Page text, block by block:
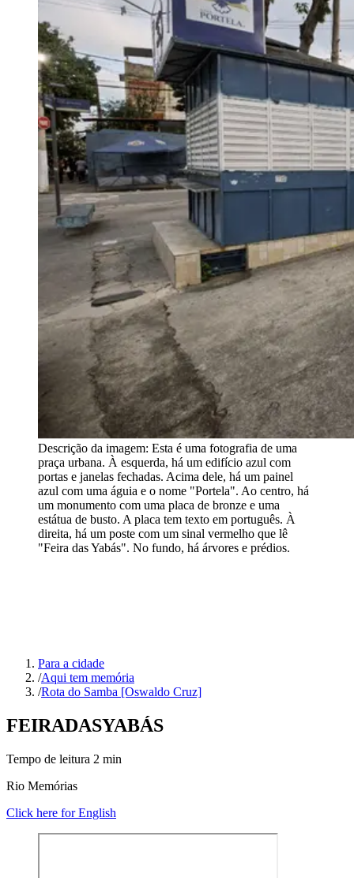
Descrição da imagem: Esta é uma fotografia de uma
praça urbana. À esquerda, há um edifício azul com
portas e janelas fechadas. Acima dele, há um painel
azul com uma águia e o nome "Portela". Ao centro, há
um monumento com uma placa de bronze e uma
estátua de busto. A placa tem texto em português. À
direita, há um poste com um sinal vermelho que lê
"Feira das Yabás". No fundo, há árvores e prédios.
Para a cidade
/Aqui tem memória
/Rota do Samba [Oswaldo Cruz]
FEIRADASYABÁS
Tempo de leitura 2 min
Rio Memórias
Click here for English